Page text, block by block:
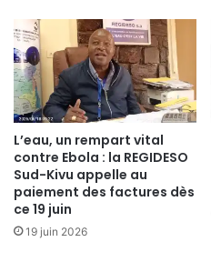
L’eau, un rempart vital
contre Ebola : la REGIDESO
Sud-Kivu appelle au
paiement des factures dès
ce 19 juin
19 juin 2026